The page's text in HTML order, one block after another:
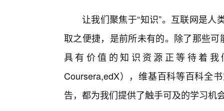
让我们聚焦于“知识”。互联网是
取之便捷，是前所未有的。除了那些
具有价值的知识资源正等待着
Coursera,edX），维基百科等百科全
告，都为我们提供了触手可及的学习机